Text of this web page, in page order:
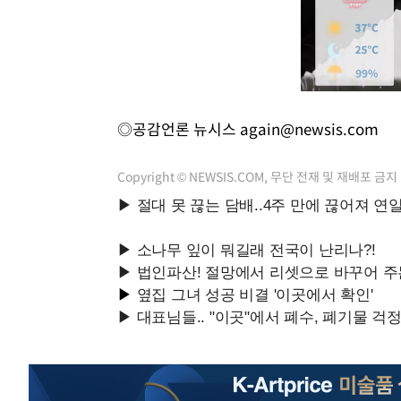
◎공감언론 뉴시스 again@newsis.com
Copyright © NEWSIS.COM, 무단 전재 및 재배포 금지